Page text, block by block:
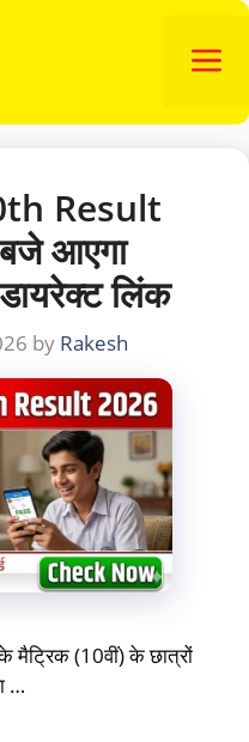
Result
आएगा
लिंक
by Rakesh
के मैट्रिक (10वीं) के छात्रों
…